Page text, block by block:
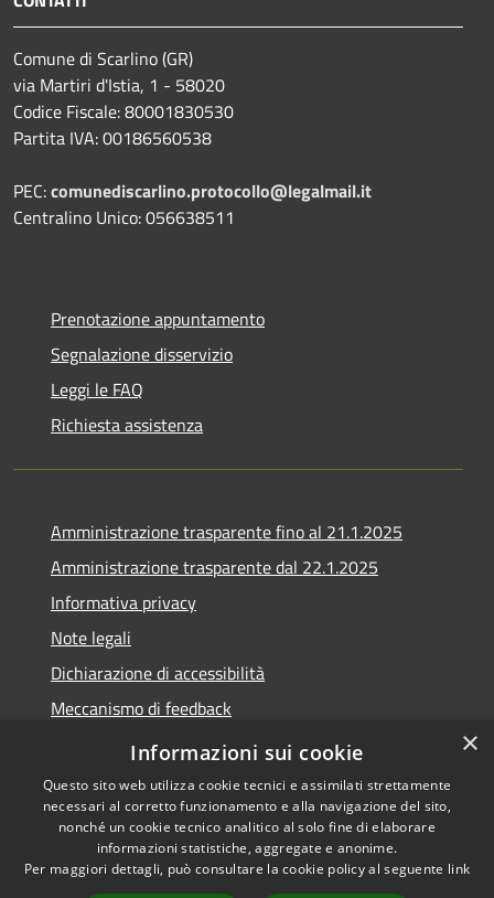
Comune di Scarlino (GR)
via Martiri d'Istia, 1 - 58020
Codice Fiscale: 80001830530
Partita IVA: 00186560538
PEC:comunediscarlino.protocollo@legalmail.it
Centralino Unico: 056638511
Prenotazione appuntamento
Segnalazione disservizio
Leggi le FAQ
Richiesta assistenza
Amministrazione trasparente fino al 21.1.2025
Amministrazione trasparente dal 22.1.2025
Informativa privacy
Note legali
Dichiarazione di accessibilità
Meccanismo di feedback
Whistleblowing
Accessibilità
Copyright © 2020 •
Comune di Scarlino •
×
Informazioni sui cookie
Questo sito web utilizza cookie tecnici e assimilati strettamente
necessari al corretto funzionamento e alla navigazione del sito,
nonché un cookie tecnico analitico al solo fine di elaborare
informazioni statistiche, aggregate e anonime.
Per maggiori dettagli, può consultare la cookie policy al seguente link